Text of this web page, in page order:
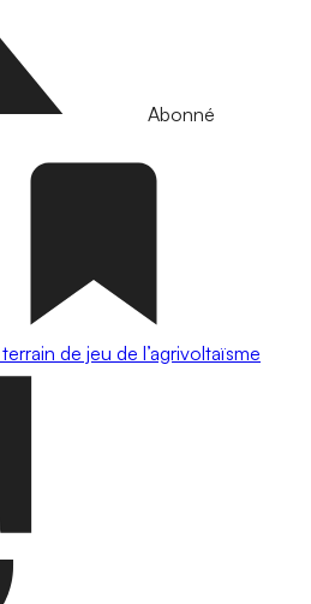
Abonné
de jeu de l’agrivoltaïsme